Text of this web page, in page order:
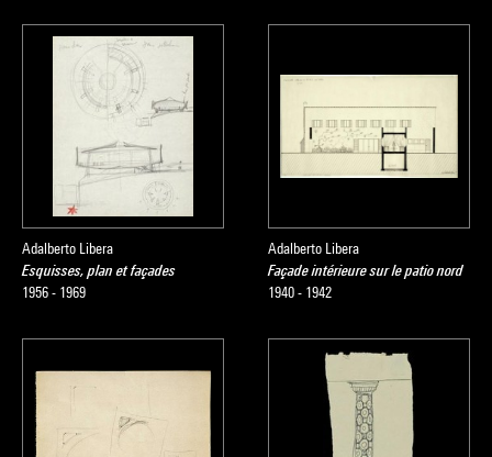
Adalberto Libera
Esquisses, plan et façades
1956 - 1969
Adalberto Libera
Façade intérieure sur le patio nord
1940 - 1942